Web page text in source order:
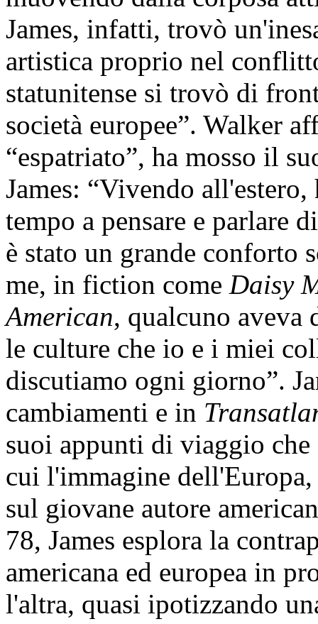
James, infatti, trovò
artistica proprio nel
statunitense si trovò di
società europee”. Walker
“espatriato”, ha mosso il
James: “Vivendo
tempo a pensare e parlare
è stato un grande conforto
me, in fiction come Daisy
American, qualcuno aveva
le culture che io e i miei
discutiamo ogni giorno”.
cambiamenti e in
suoi appunti di viaggio
cui l'immagine
sul giovane autore
78, James esplora la
americana ed europea in
l'altra, quasi ipotizzando